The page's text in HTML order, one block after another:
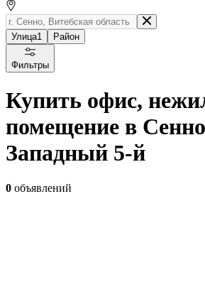
Улица1 Район
Фильтры
Купить офис,
помещение в
Западный 5-й
0 объявлений